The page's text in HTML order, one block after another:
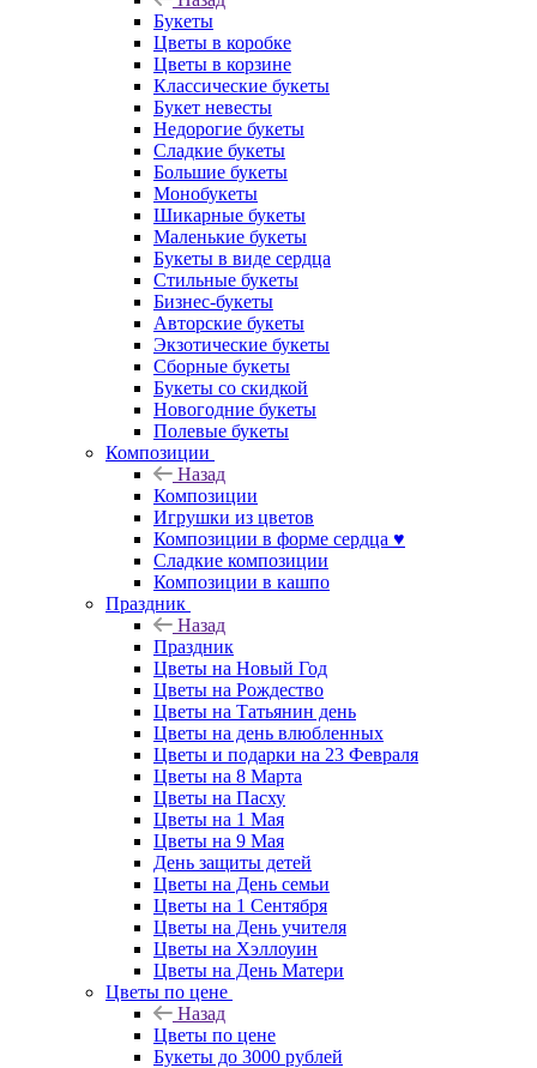
Букеты
Цветы в коробке
Цветы в корзине
Классические букеты
Букет невесты
Недорогие букеты
Сладкие букеты
Большие букеты
Монобукеты
Шикарные букеты
Маленькие букеты
Букеты в виде сердца
Стильные букеты
Бизнес-букеты
Авторские букеты
Экзотические букеты
Сборные букеты
Букеты со скидкой
Новогодние букеты
Полевые букеты
Композиции
Назад
Композиции
Игрушки из цветов
Композиции в форме сердца ♥
Сладкие композиции
Композиции в кашпо
Праздник
Назад
Праздник
Цветы на Новый Год
Цветы на Рождество
Цветы на Татьянин день
Цветы на день влюбленных
Цветы и подарки на 23 Февраля
Цветы на 8 Марта
Цветы на Пасху
Цветы на 1 Мая
Цветы на 9 Мая
День защиты детей
Цветы на День семьи
Цветы на 1 Сентября
Цветы на День учителя
Цветы на Хэллоуин
Цветы на День Матери
Цветы по цене
Назад
Цветы по цене
Букеты до 3000 рублей